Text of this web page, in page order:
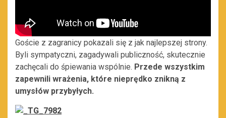
Goście z zagranicy pokazali się z jak najlepszej strony.
Byli sympatyczni, zagadywali publiczność, skutecznie
zachęcali do śpiewania wspólnie. Przede wszystkim
zapewnili wrażenia, które nieprędko znikną z
umysłów przybyłych.